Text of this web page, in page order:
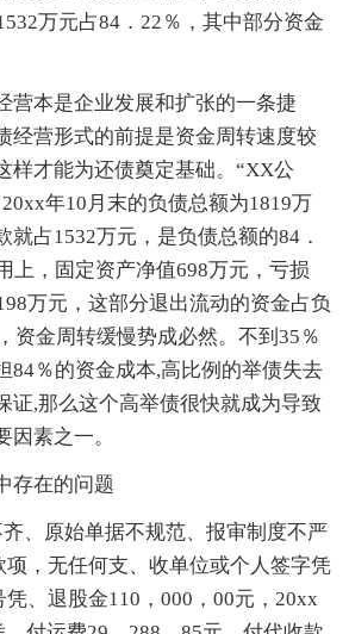
万元占84．22％，其中部分资金
营本是企业发展和扩张的一条捷
经营形式的前提是资金周转速度较
样才能为还债奠定基础。“XX公
年10月末的负债总额为1819万
就占1532万元，是负债总额的84．
上，固定资产净值698万元，亏损
万元，这部分退出流动的资金占负
资金周转缓慢势成必然。不到35％
84％的资金成本,高比例的举债失去
证,那么这个高举债很快就成为导致
因素之一。
存在的问题
、原始单据不规范、报审制度不严
，无任何支、收单位或个人签字凭
、退股金110，000，00元，20xx